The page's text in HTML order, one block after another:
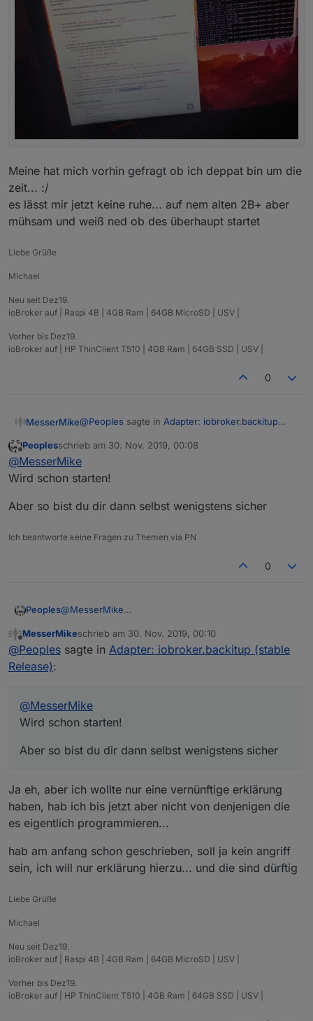
Meine hat mich vorhin gefragt ob ich deppat bin um die
zeit... :/
es lässt mir jetzt keine ruhe... auf nem alten 2B+ aber
mühsam und weiß ned ob des überhaupt startet
Liebe Grüße
Michael
Neu seit Dez19.
ioBroker auf | Raspi 4B | 4GB Ram | 64GB MicroSD | USV |
Vorher bis Dez19.
ioBroker auf | HP ThinClient T510 | 4GB Ram | 64GB SSD | USV |
0
MesserMike@Peoples sagte in Adapter: iobroker.backitup
Hast du denn keinen bspw. Raspberry auf
sehen was passiert?
Guckst du !!!
Meine hat mich vorhin gefragt ob ich deppat bin
es lässt mir jetzt keine ruhe... auf nem alten 2B+
Offline
Peoplesschrieb am 30. Nov. 2019, 00:08
zuletzt editiert von
@MesserMike
Wird schon starten!
Aber so bist du dir dann selbst wenigstens sicher
Ich beantworte keine Fragen zu Themen via PN
0
Peoples@MesserMike
Aber so bist du dir dann selbst wenigstens sicher
Offline
MesserMikeschrieb am 30. Nov. 2019, 00:10
zuletzt editiert von
@Peoples sagte in Adapter: iobroker.backitup (stable
Release):
@MesserMike
Wird schon starten!
Aber so bist du dir dann selbst wenigstens sicher
Ja eh, aber ich wollte nur eine vernünftige erklärung
haben, hab ich bis jetzt aber nicht von denjenigen die
es eigentlich programmieren...
hab am anfang schon geschrieben, soll ja kein angriff
sein, ich will nur erklärung hierzu... und die sind dürftig
Liebe Grüße
Michael
Neu seit Dez19.
ioBroker auf | Raspi 4B | 4GB Ram | 64GB MicroSD | USV |
Vorher bis Dez19.
ioBroker auf | HP ThinClient T510 | 4GB Ram | 64GB SSD | USV |